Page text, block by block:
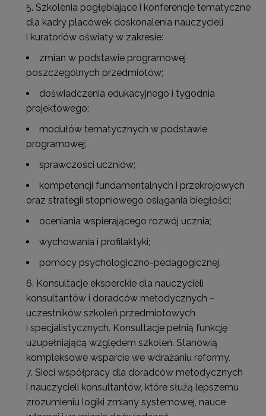
Szkolenia pogłębiające i konferencje tematyczne
dla kadry placówek doskonalenia nauczycieli
i kuratoriów oświaty w zakresie:
zmian w podstawie programowej
poszczególnych przedmiotów;
doświadczenia edukacyjnego i tygodnia
projektowego;
modułów tematycznych w podstawie
programowej;
sprawczości uczniów;
kompetencji fundamentalnych i przekrojowych
oraz strategii stopniowego osiągania biegłości;
oceniania wspierającego rozwój ucznia;
wychowania i profilaktyki;
pomocy psychologiczno-pedagogicznej.
Konsultacje eksperckie dla nauczycieli
konsultantów i doradców metodycznych –
uczestników szkoleń przedmiotowych
i specjalistycznych. Konsultacje pełnią funkcję
uzupełniającą względem szkoleń. Stanowią
kompleksowe wsparcie we wdrażaniu reformy.
Sieci współpracy dla doradców metodycznych
i nauczycieli konsultantów, które służą lepszemu
zrozumieniu logiki zmiany systemowej, nauce